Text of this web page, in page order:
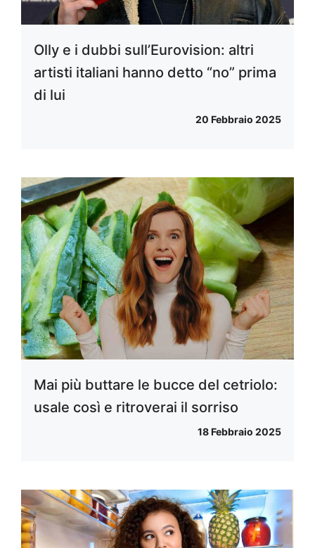
Olly e i dubbi sull’Eurovision: altri
artisti italiani hanno detto “no” prima
di lui
20 Febbraio 2025
Mai più buttare le bucce del cetriolo:
usale così e ritroverai il sorriso
18 Febbraio 2025